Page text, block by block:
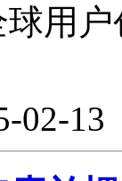
用
02-